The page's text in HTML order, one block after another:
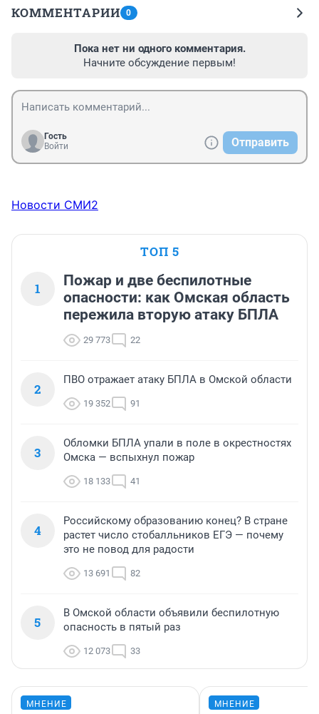
КОММЕНТАРИИ 0
Пока нет ни одного комментария.
Начните обсуждение первым!
Гость
Войти
Отправить
Новости СМИ2
ТОП 5
1
Пожар и две беспилотные
опасности: как Омская область
пережила вторую атаку БПЛА
29 773 22
2
ПВО отражает атаку БПЛА в Омской области
19 352 91
3
Обломки БПЛА упали в поле в окрестностях
Омска — вспыхнул пожар
18 133 41
4
Российскому образованию конец? В стране
растет число стобалльников ЕГЭ — почему
это не повод для радости
13 691 82
5
В Омской области объявили беспилотную
опасность в пятый раз
12 073 33
МНЕНИЕ МНЕНИЕ